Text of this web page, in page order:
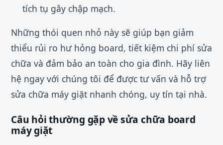
tích tụ gây chập mạch.
Những thói quen nhỏ này sẽ giúp bạn giảm
thiểu rủi ro hư hỏng board, tiết kiệm chi phí sửa
chữa và đảm bảo an toàn cho gia đình. Hãy liên
hệ ngay với chúng tôi để được tư vấn và hỗ trợ
sửa chữa máy giặt nhanh chóng, uy tín tại nhà.
Câu hỏi thường gặp về sửa chữa board
máy giặt